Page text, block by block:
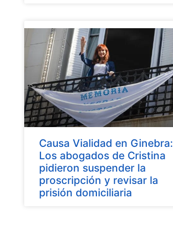
Causa Vialidad en Ginebra:
Los abogados de Cristina
pidieron suspender la
proscripción y revisar la
prisión domiciliaria